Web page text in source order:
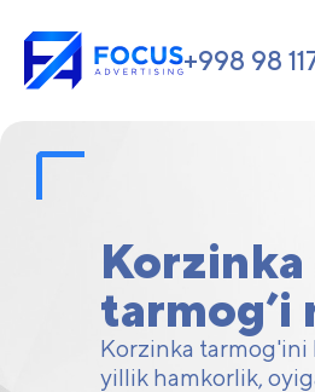
+998 98
Korzinka
tarmog’i
Korzinka tarmog'ini
yillik hamkorlik,